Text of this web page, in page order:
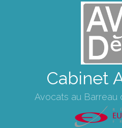
Cabinet
Avocats au Barreau